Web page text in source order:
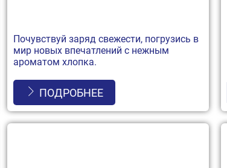
Почувствуй заряд свежести, погрузись в
мир новых впечатлений с нежным
ароматом хлопка.
ПОДРОБНЕЕ